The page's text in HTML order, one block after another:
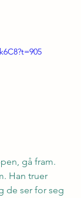
gå fram.
Han truer
de ser for seg